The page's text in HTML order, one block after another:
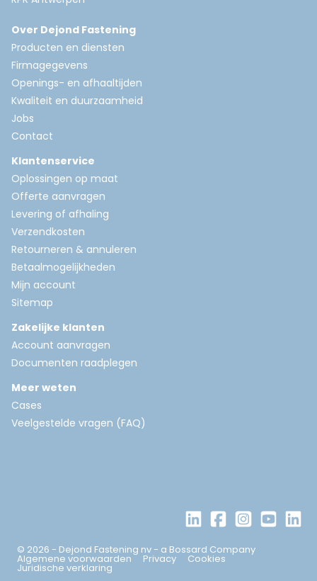
Over Dejond Fastening
Producten en diensten
Firmagegevens
Openings- en afhaaltijden
Kwaliteit en duurzaamheid
Jobs
Contact
Klantenservice
Oplossingen op maat
Offerte aanvragen
Levering of afhaling
Verzendkosten
Retourneren & annuleren
Betaalmogelijkheden
Mijn account
Sitemap
Zakelijke klanten
Account aanvragen
Documenten raadplegen
Meer weten
Cases
Veelgestelde vragen (FAQ)
© 2026 - Dejond Fastening nv - a Bossard Company
Algemene voorwaarden Privacy Cookies
Juridische verklaring